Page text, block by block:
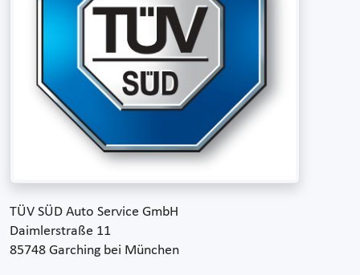
TÜV SÜD Auto Service GmbH
Daimlerstraße 11
85748 Garching bei München